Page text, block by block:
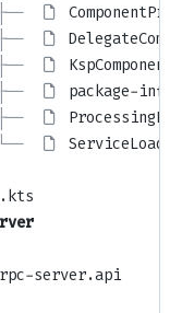
package-
server.api